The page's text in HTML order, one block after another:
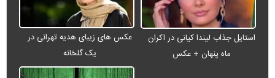
استایل جذاب لیندا کیانی در اکران
ماه پنهان + عکس
عکس های زیبای هدیه تهرانی در
یک گلخانه